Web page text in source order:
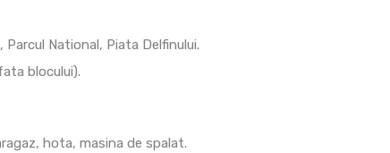
National, Piata Delfinului.
blocului).
hota, masina de spalat.